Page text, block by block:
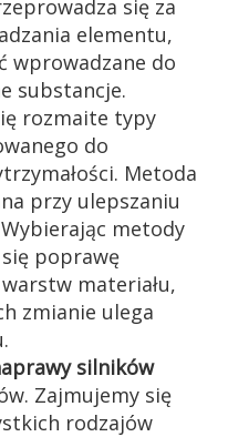
się za
elementu,
wprowadzane do
substancje.
rozmaite typy
do
Metoda
przy ulepszaniu
metody
poprawę
materiału,
zmianie ulega
silników
Zajmujemy się
rodzajów